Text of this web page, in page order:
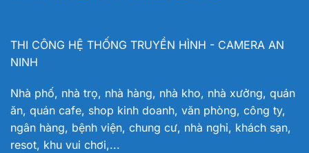
THI CÔNG HỆ THỐNG TRUYỀN HÌNH - CAMERA AN
NINH
Nhà phố, nhà trọ, nhà hàng, nhà kho, nhà xưởng, quán
ăn, quán cafe, shop kinh doanh, văn phòng, công ty,
ngân hàng, bệnh viện, chung cư, nhà nghỉ, khách sạn,
resot, khu vui chơi,...